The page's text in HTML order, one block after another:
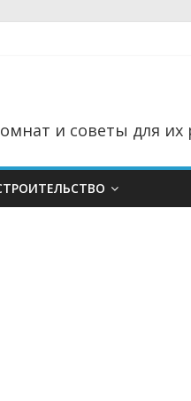
и советы для